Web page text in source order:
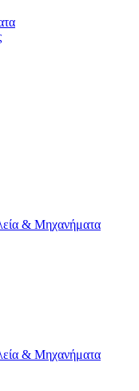
& Μηχανήματα
& Μηχανήματα